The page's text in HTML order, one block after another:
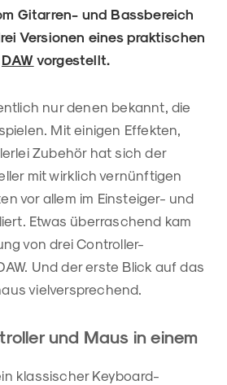
Gitarren- und Bassbereich
Versionen eines praktischen
DAW vorgestellt.
nur denen bekannt, die
Mit einigen Effekten,
Zubehör hat sich der
mit wirklich vernünftigen
vor allem im Einsteiger- und
Etwas überraschend kam
von drei Controller-
Und der erste Blick auf das
vielversprechend.
und Maus in einem
klassischer Keyboard-